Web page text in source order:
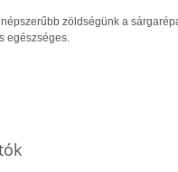
zöldségünk a
egészséges.